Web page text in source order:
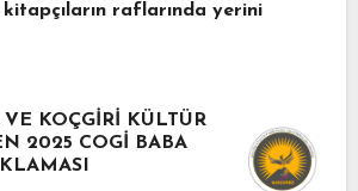
raflarında yerini
KOÇGİRİ KÜLTÜR
2025 COGİ BABA